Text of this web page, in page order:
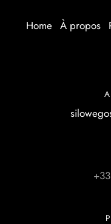
Home À propos